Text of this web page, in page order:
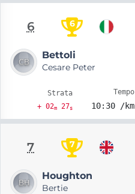
6 6
Bettoli
Cesare Peter
Strata
+ 02m27s
Tempo
10:30 /km
7 7
Houghton
Bertie